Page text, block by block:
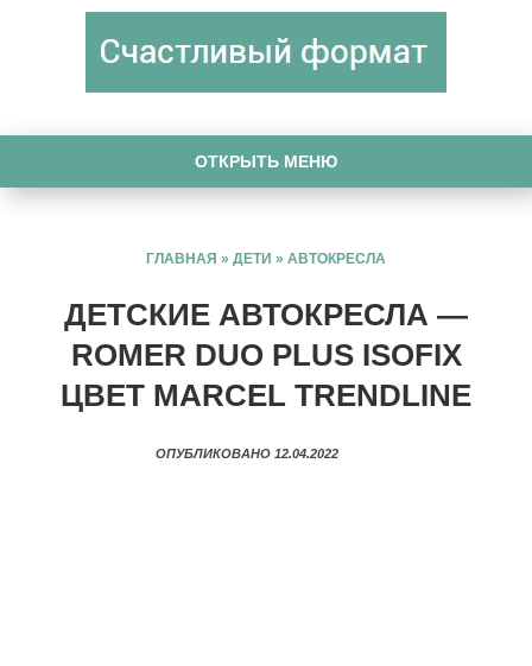
ОТКРЫТЬ МЕНЮ
ГЛАВНАЯ » ДЕТИ » АВТОКРЕСЛА
ДЕТСКИЕ АВТОКРЕСЛА —
ROMER DUO PLUS ISOFIX
ЦВЕТ MARCEL TRENDLINE
ОПУБЛИКОВАНО 12.04.2022